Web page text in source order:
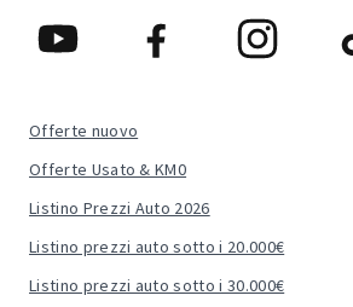
Offerte nuovo
Offerte Usato & KM0
Listino Prezzi Auto 2026
Listino prezzi auto sotto i 20.000€
Listino prezzi auto sotto i 30.000€